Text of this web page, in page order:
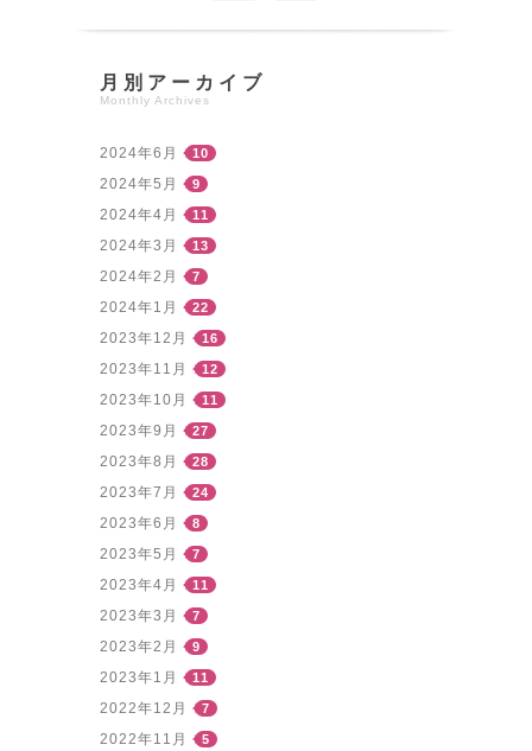
月別アーカイブ
Monthly Archives
2024年6月 10
2024年5月 9
2024年4月 11
2024年3月 13
2024年2月 7
2024年1月 22
2023年12月 16
2023年11月 12
2023年10月 11
2023年9月 27
2023年8月 28
2023年7月 24
2023年6月 8
2023年5月 7
2023年4月 11
2023年3月 7
2023年2月 9
2023年1月 11
2022年12月 7
2022年11月 5